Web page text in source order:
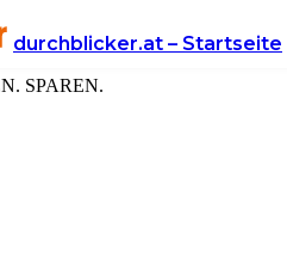
durchblicker.at – Startseite
SPAREN.